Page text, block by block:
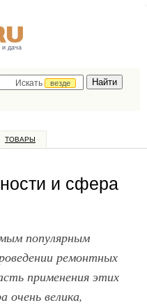
и дача
Искать
везде
ТОВАРЫ
и сфера
популярным
ремонтных
применения этих
очень велика,